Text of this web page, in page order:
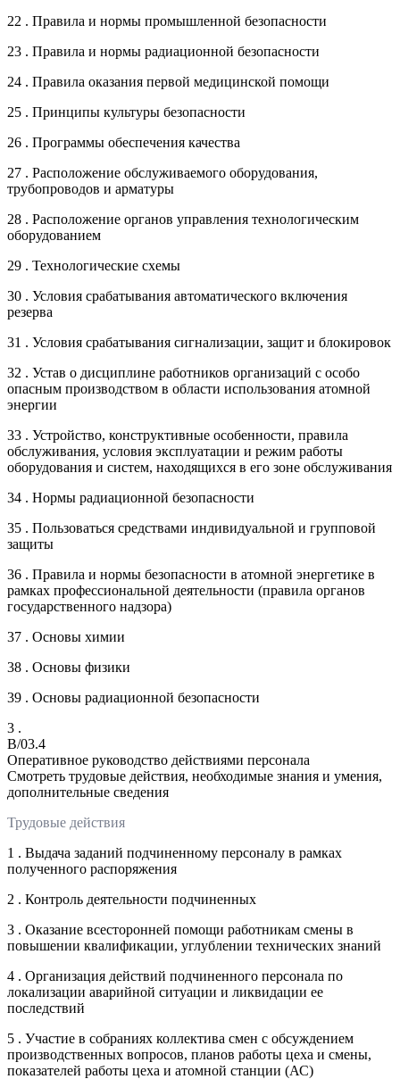
22 . Правила и нормы промышленной безопасности
23 . Правила и нормы радиационной безопасности
24 . Правила оказания первой медицинской помощи
25 . Принципы культуры безопасности
26 . Программы обеспечения качества
27 . Расположение обслуживаемого оборудования,
трубопроводов и арматуры
28 . Расположение органов управления технологическим
оборудованием
29 . Технологические схемы
30 . Условия срабатывания автоматического включения
резерва
31 . Условия срабатывания сигнализации, защит и блокировок
32 . Устав о дисциплине работников организаций с особо
опасным производством в области использования атомной
энергии
33 . Устройство, конструктивные особенности, правила
обслуживания, условия эксплуатации и режим работы
оборудования и систем, находящихся в его зоне обслуживания
34 . Нормы радиационной безопасности
35 . Пользоваться средствами индивидуальной и групповой
защиты
36 . Правила и нормы безопасности в атомной энергетике в
рамках профессиональной деятельности (правила органов
государственного надзора)
37 . Основы химии
38 . Основы физики
39 . Основы радиационной безопасности
3 .
B/03.4
Оперативное руководство действиями персонала
Смотреть трудовые действия, необходимые знания и умения,
дополнительные сведения
Трудовые действия
1 . Выдача заданий подчиненному персоналу в рамках
полученного распоряжения
2 . Контроль деятельности подчиненных
3 . Оказание всесторонней помощи работникам смены в
повышении квалификации, углублении технических знаний
4 . Организация действий подчиненного персонала по
локализации аварийной ситуации и ликвидации ее
последствий
5 . Участие в собраниях коллектива смен с обсуждением
производственных вопросов, планов работы цеха и смены,
показателей работы цеха и атомной станции (АС)